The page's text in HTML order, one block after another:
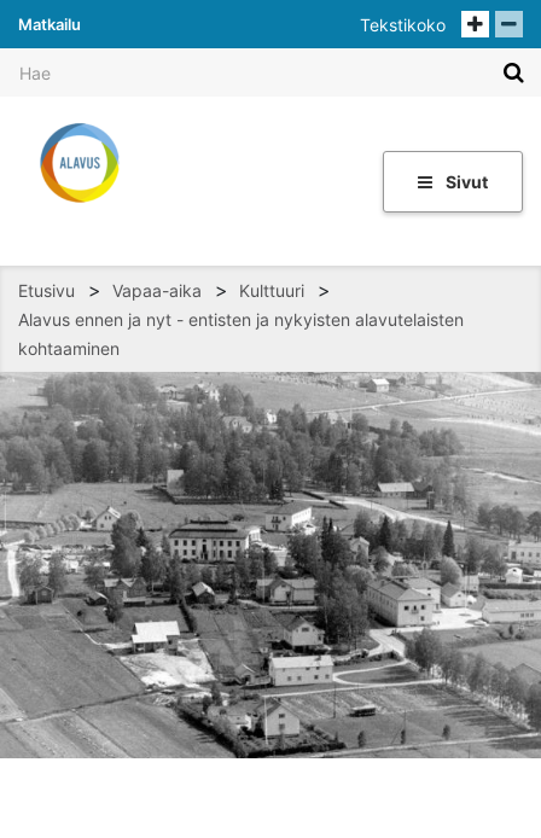
Matkailu Tekstikoko
Sivut
Etusivu > Vapaa-aika > Kulttuuri >
Alavus ennen ja nyt - entisten ja nykyisten alavutelaisten
kohtaaminen